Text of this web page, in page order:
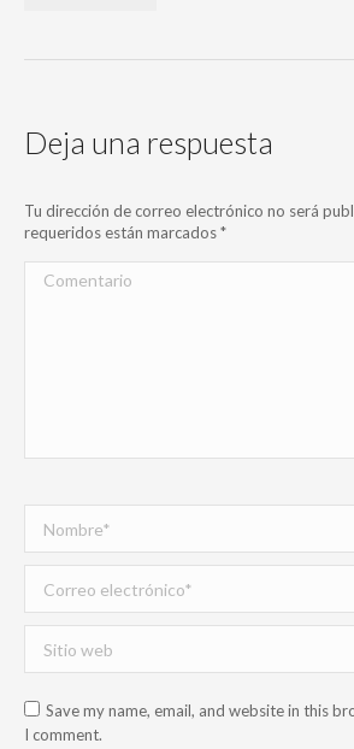
Deja una respuesta
Tu dirección de correo electrónico no será
requeridos están marcados*
Comentario
Save my name, email, and website in this
I comment.